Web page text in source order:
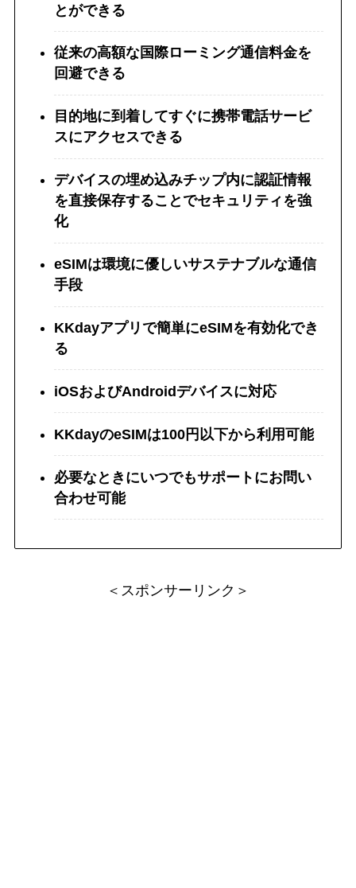
とができる
従来の高額な国際ローミング通信料金を
回避できる
目的地に到着してすぐに携帯電話サービ
スにアクセスできる
デバイスの埋め込みチップ内に認証情報
を直接保存することでセキュリティを強
化
eSIMは環境に優しいサステナブルな通信
手段
KKdayアプリで簡単にeSIMを有効化でき
る
iOSおよびAndroidデバイスに対応
KKdayのeSIMは100円以下から利用可能
必要なときにいつでもサポートにお問い
合わせ可能
＜スポンサーリンク＞